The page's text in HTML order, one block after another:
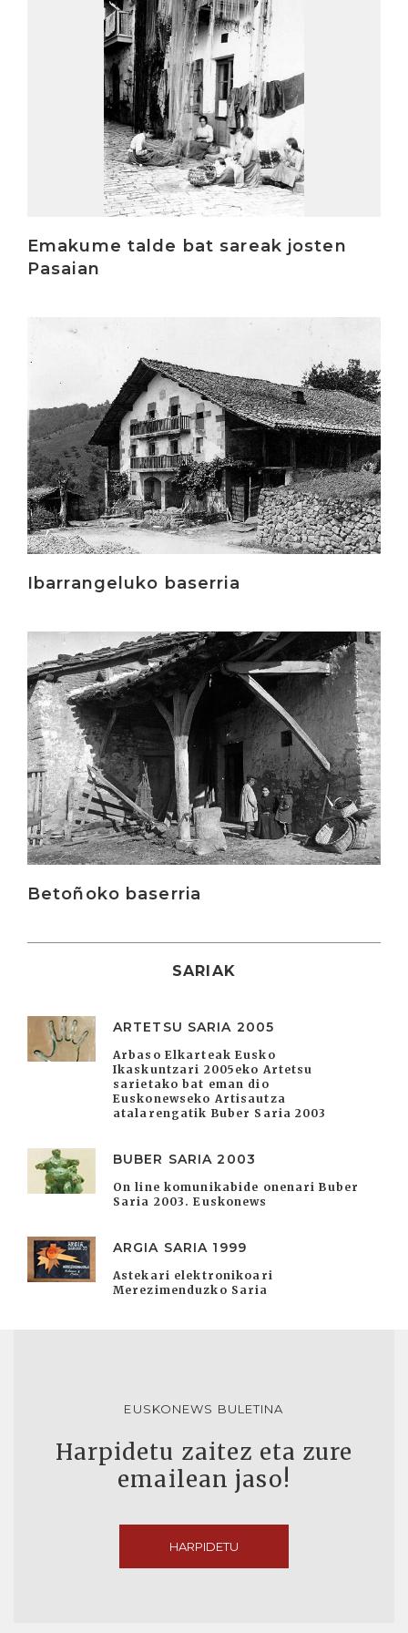
Emakume talde bat sareak josten
Pasaian
Ibarrangeluko baserria
Irakurri
Betoñoko baserria
Irakurri
SARIAK
ARTETSU SARIA 2005
Arbaso Elkarteak Eusko
Ikaskuntzari 2005eko Artetsu
sarietako bat eman dio
Euskonewseko Artisautza
atalarengatik Buber Saria 2003
BUBER SARIA 2003
On line komunikabide onenari Buber
Saria 2003. Euskonews
ARGIA SARIA 1999
Astekari elektronikoari
Merezimenduzko Saria
EUSKONEWS BULETINA
Harpidetu zaitez eta zure
emailean jaso!
HARPIDETU